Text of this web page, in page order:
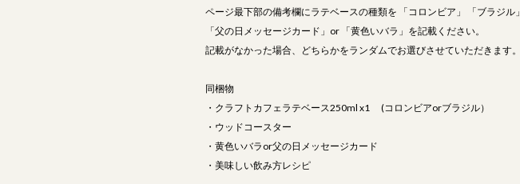
ページ最下部の備考欄にラテベースの種類を 「コロンビア」 「ブラジル」
「父の日メッセージカード」or 「黄色いバラ」を記載ください。
記載がなかった場合、どちらかをランダムでお選びさせていただきます。
同梱物
・クラフトカフェラテベース250ml x1 (コロンビアorブラジル）
・ウッドコースター
・黄色いバラor父の日メッセージカード
・美味しい飲み方レシピ